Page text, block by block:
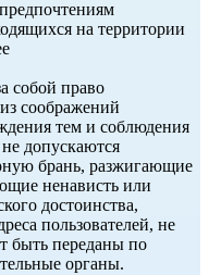
на территории
собой право
соображений
тем и соблюдения
допускаются
брань, разжигающие
ненависть или
достоинства,
пользователей, не
быть переданы по
органы.